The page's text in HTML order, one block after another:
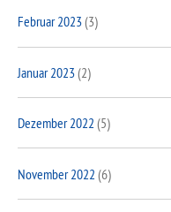
Februar 2023(3)
Januar 2023(2)
Dezember 2022 (5)
November 2022 (6)